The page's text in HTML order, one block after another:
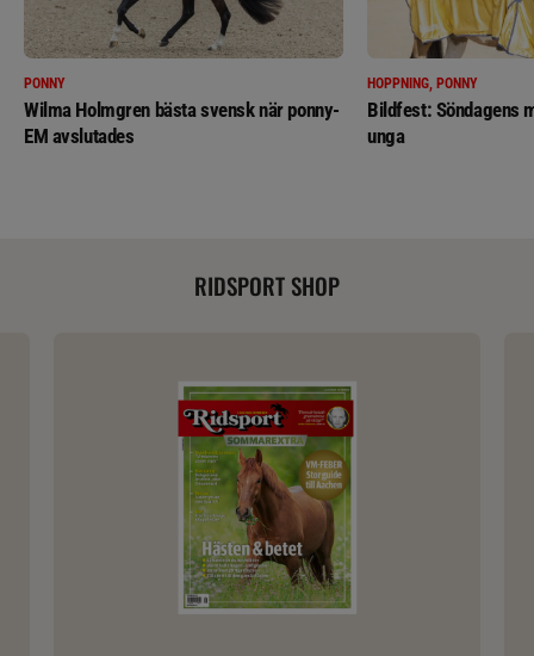
PONNY
Wilma Holmgren bästa svensk när ponny-
EM avslutades
HOPPNING, PONNY
Bildfest: Söndagens
unga
RIDSPORT SHOP